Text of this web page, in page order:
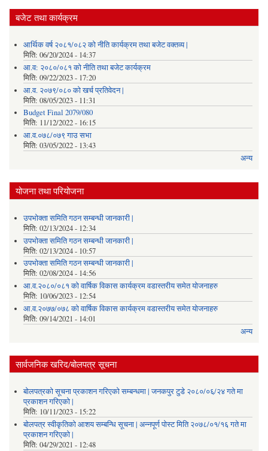
बजेट तथा कार्यक्रम
आर्थिक वर्ष २०८१/०८२ को नीति कार्यक्रम तथा बजेट वक्तव्य |
मिति: 06/20/2024 - 14:37
आ.व: २०८०/०८१ को नीति तथा बजेट कार्यक्रम
मिति: 09/22/2023 - 17:20
आ.व. २०७९/०८० को खर्च प्रतिवेदन |
मिति: 08/05/2023 - 11:31
Budget Final 2079/080
मिति: 11/12/2022 - 16:15
आ.व.०७८/०७९ गाउ सभा
मिति: 03/05/2022 - 13:43
अन्य
योजना तथा परियोजना
उपभोक्ता समिति गठन सम्बन्धी जानकारी |
मिति: 02/13/2024 - 12:34
उपभोक्ता समिति गठन सम्बन्धी जानकारी |
मिति: 02/13/2024 - 10:57
उपभोक्ता समिति गठन सम्बन्धी जानकारी |
मिति: 02/08/2024 - 14:56
आ.व.२०८०/०८१ को वार्षिक विकास कार्यक्रम वडास्तरीय समेत योजनाहरु
मिति: 10/06/2023 - 12:54
आ.व.२०७७/०७८ को वार्षिक विकास कार्यक्रम वडास्तरीय समेत योजनाहरु
मिति: 09/14/2021 - 14:01
अन्य
सार्वजनिक खरिद/बोलपत्र सूचना
बोलपत्रको सूचना प्रकाशन गरिएको सम्बन्धमा | जनकपुर टुडे २०८०/०६/२४ गते मा
प्रकाशन गरिएको |
मिति: 10/11/2023 - 15:22
बोलपत्र स्वीकृतिको आशय सम्बन्धि सूचना | अन्नपूर्ण पोस्ट मिति २०७८/०१/१६ गते मा
प्रकाशन गरिएको |
मिति: 04/29/2021 - 12:48